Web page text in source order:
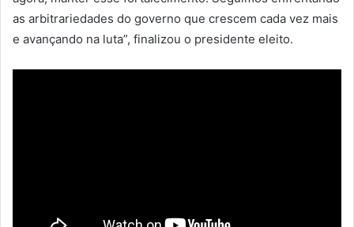
as arbitrariedades do governo que crescem cada vez mais
e avançando na luta”, finalizou o presidente eleito.